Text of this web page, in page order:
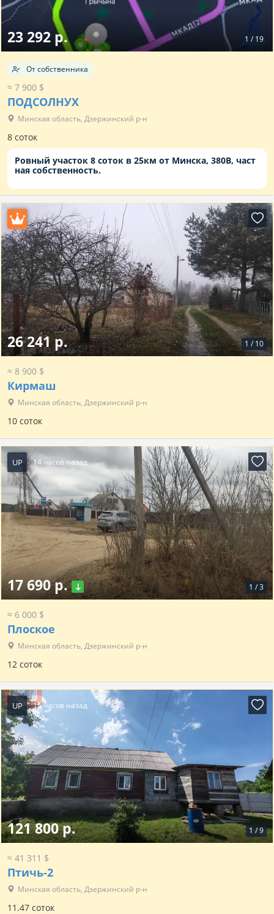
1 / 19
23 292 р.
От собственника
≈ 7 900 $
ПОДСОЛНУХ
Минская область, Дзержинский р-н
8 соток
Ровный участок 8 соток в 25км от Минска, 380B, част
ная собственность.
1 / 10
26 241 р.
≈ 8 900 $
Кирмаш
Минская область, Дзержинский р-н
10 соток
UP 14 часов назад
1 /3
17 690 р.
≈ 6 000 $
Плоское
Минская область, Дзержинский р-н
12 соток
UP 15 часов назад
1 /9
121 800 р.
≈ 41 311 $
Птичь-2
Минская область, Дзержинский р-н
11.47 соток